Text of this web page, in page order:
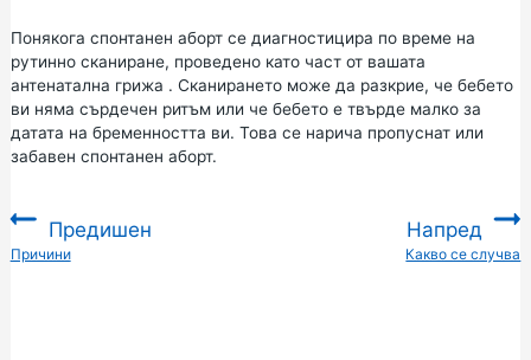
Понякога спонтанен аборт се диагностицира по време на
рутинно сканиране, проведено като част от вашата
антенатална грижа . Сканирането може да разкрие, че бебето
ви няма сърдечен ритъм или че бебето е твърде малко за
датата на бременността ви. Това се нарича пропуснат или
забавен спонтанен аборт.
Предишен
:Причини
Напред
Какво се случва